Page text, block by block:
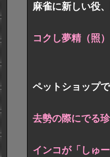
麻雀に新しい役
コクし夢精（照
ペットショップ
去勢の際にでる
インコが「しゅ